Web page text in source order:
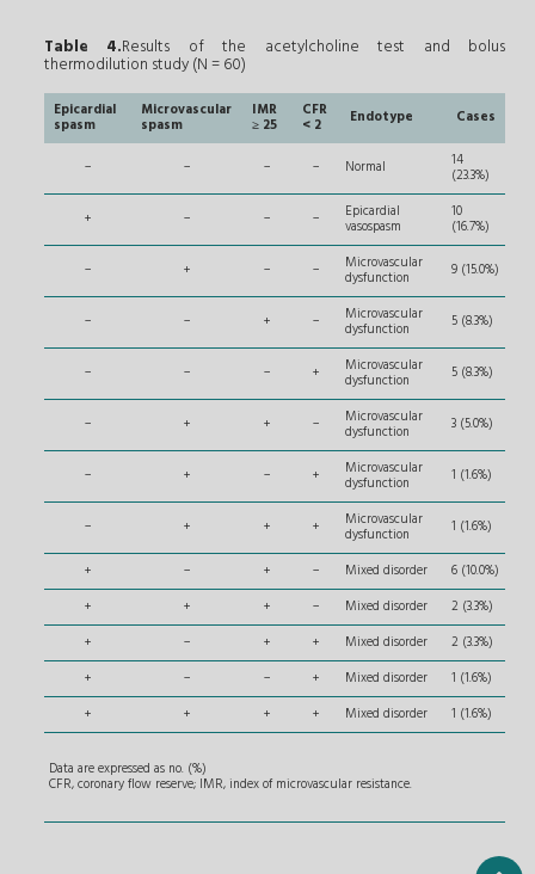
Table 4.Results of the acetylcholine test and bolus
thermodilution study (N = 60)
Epicardial
spasm
Microvascular
spasm
IMR
≥ 25
CFR
< 2 Endotype Cases
− − − − Normal 14
(23.3%)
+
− − − Epicardial
vasospasm
10
(16.7%)
−
+ − − Microvascular
dysfunction 9 (15.0%)
− − + − Microvascular
dysfunction 5 (8.3%)
− − − + Microvascular
dysfunction 5 (8.3%)
− + + − Microvascular
dysfunction 3 (5.0%)
− + − + Microvascular
dysfunction 1 (1.6%)
− + + + Microvascular
dysfunction 1 (1.6%)
+ − + − Mixed disorder
6 (10.0%)
+
+ + − Mixed disorder
2 (3.3%)
+
− + + Mixed disorder
2 (3.3%)
+
− − + Mixed disorder
1 (1.6%)
+
+ + + Mixed disorder 1 (1.6%)
Data are expressed as no. (%)
CFR, coronary flow reserve; IMR, index of microvascular resistance.